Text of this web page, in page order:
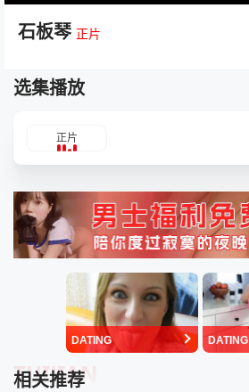
石板琴 正片
选集播放
正片
DATING DATING
相关推荐
TUIJIAN